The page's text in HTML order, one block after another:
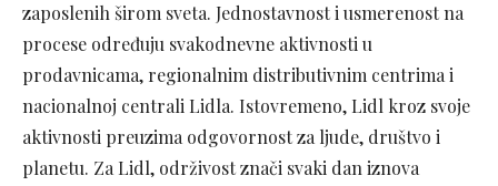
zaposlenih širom sveta. Jednostavnost i usmerenost na
procese određuju svakodnevne aktivnosti u
prodavnicama, regionalnim distributivnim centrima i
nacionalnoj centrali Lidla. Istovremeno, Lidl kroz svoje
aktivnosti preuzima odgovornost za ljude, društvo i
planetu. Za Lidl, održivost znači svaki dan iznova